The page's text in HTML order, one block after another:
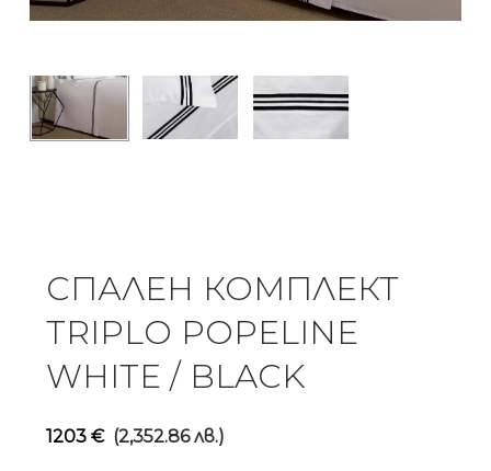
СПАЛЕН КОМПЛЕКТ
TRIPLO POPELINE
WHITE / BLACK
1203 € (2,352.86 лв.)